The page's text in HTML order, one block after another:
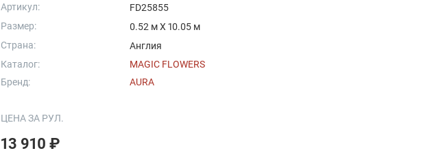
Артикул:
FD25855
Размер:
0.52 м X 10.05 м
Страна:
Англия
Каталог:
MAGIC FLOWERS
Бренд:
AURA
ЦЕНА ЗА РУЛ.
13 910 ₽